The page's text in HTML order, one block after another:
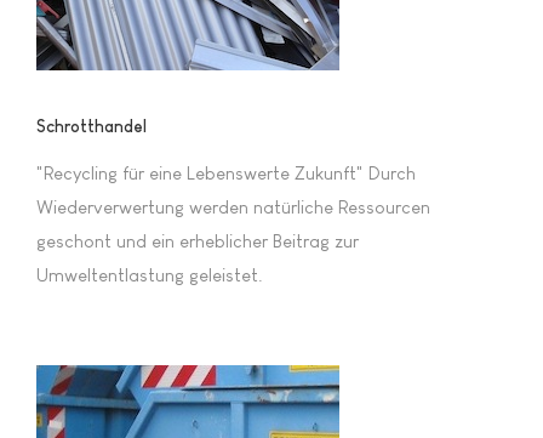
Schrotthandel
"Recycling für eine Lebenswerte Zukunft" Durch
Wiederverwertung werden natürliche Ressourcen
geschont und ein erheblicher Beitrag zur
Umweltentlastung geleistet.